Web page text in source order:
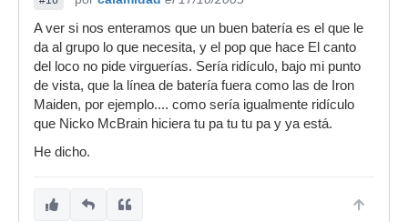
pa tum pa.
saludos
jaja,pozi,cada uno llevara lo ke le salga
del rabo,si puede permitirselo haga tu
tun pa o lo ke sea y si el ke hace
sea fans de ese pive ,jaja,nop,es ke es
y la
verdad es
que
según
que cajas
suena
way, lo he
A ver si nos enteramos que un buen batería es el que le
da al grupo lo que necesita, y el pop que hace El canto
del loco no pide virguerías. Sería ridículo, bajo mi punto
de vista, que la línea de batería fuera como las de Iron
Maiden, por ejemplo.... como sería igualmente ridículo
que Nicko McBrain hiciera tu pa tu tu pa y ya está.
He dicho.